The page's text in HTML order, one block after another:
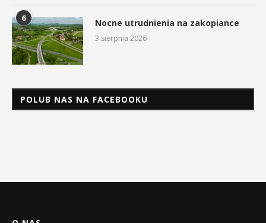
6 Nocne utrudnienia na zakopiance
3 sierpnia 2026
POLUB NAS NA FACEBOOKU